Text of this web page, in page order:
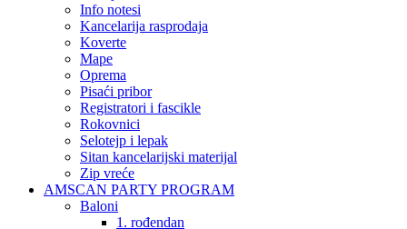
Info notesi
Kancelarija rasprodaja
Koverte
Mape
Oprema
Pisaći pribor
Registratori i fascikle
Rokovnici
Selotejp i lepak
Sitan kancelarijski materijal
Zip vreće
AMSCAN PARTY PROGRAM
Baloni
1. rođendan